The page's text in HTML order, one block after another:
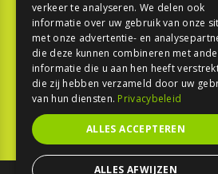
SPORT
REPORTAGE
TOUREN
NIEUWSBRIEF
verkeer te analyseren. We delen ook
informatie over uw gebruik van onze
met onze advertentie- en
die deze kunnen combineren met
informatie die u aan hen heeft
die zij hebben verzameld door uw
van hun diensten. Privacybeleid
ALLES ACCEPTEREN
ALLES AFWIJZEN